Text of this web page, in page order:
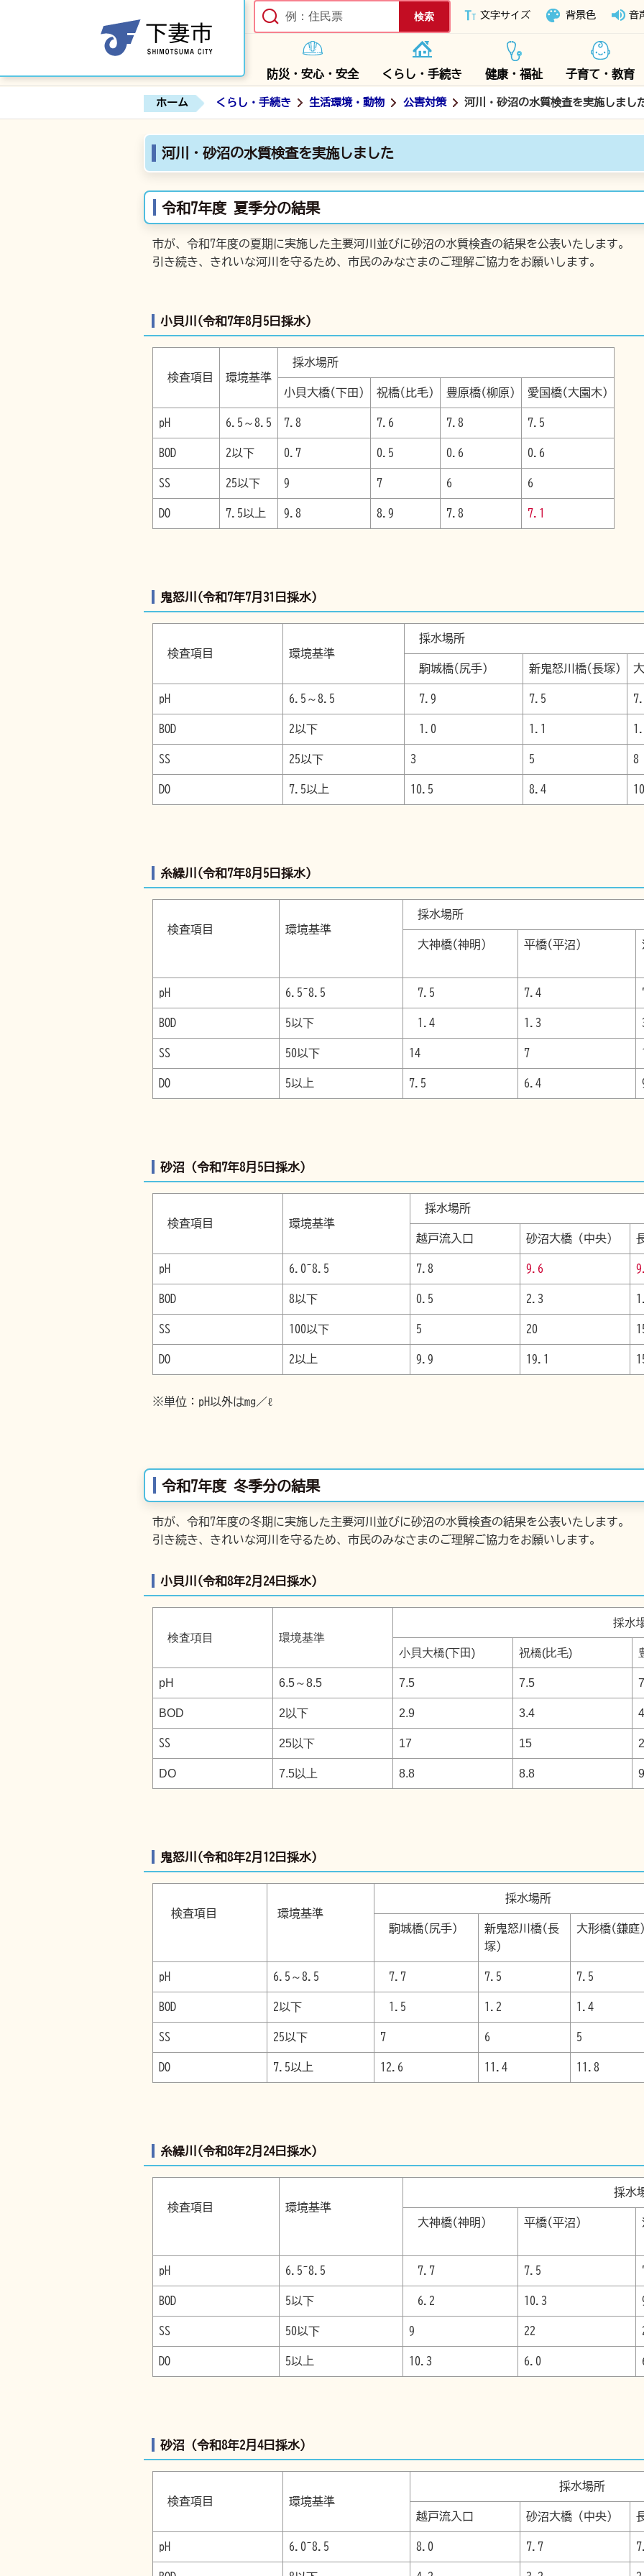
下妻市ホームページ
文字サイズ 背景色 音
防災・安心・安全 くらし・手続き 健康・福祉 子育て・教育
ホーム くらし・手続き 生活環境・動物 公害対策 河川・砂沼の水質検査を実施しまし
河川・砂沼の水質検査を実施しました
令和7年度 夏季分の結果
市が、令和7年度の夏期に実施した主要河川並びに砂沼の水質検査の結果を公表いたします。
引き続き、きれいな河川を守るため、市民のみなさまのご理解ご協力をお願いします。
小貝川(令和7年8月5日採水)
検査項目 環境基準
採水場所
小貝大橋(下田) 祝橋(比毛) 豊原橋(柳原) 愛国橋(大園木)
pH 6.5～8.5 7.8 7.6 7.8 7.5
BOD 2以下 0.7 0.5 0.6 0.6
SS 25以下 9 7 6 6
DO 7.5以上 9.8 8.9 7.8 7.1
鬼怒川(令和7年7月31日採水)
検査項目 環境基準
採水場所
駒城橋(尻手) 新鬼怒川橋(長塚)
pH 6.5～8.5 7.9 7.5
BOD 2以下 1.0 1.1
SS 25以下 3 5 8
DO 7.5以上 10.5 8.4
糸繰川(令和7年8月5日採水)
検査項目 環境基準
採水場所
大神橋(神明) 平橋(平沼)
pH 6.5~8.5 7.5 7.4
BOD 5以下 1.4 1.3
SS 50以下 14 7
DO 5以上 7.5 6.4
砂沼（令和7年8月5日採水）
検査項目 環境基準
採水場所
越戸流入口 砂沼大橋（中央）
pH 6.0~8.5 7.8 9.6
BOD 8以下 0.5 2.3
SS 100以下 5 20
DO 2以上 9.9 19.1
※単位：pH以外はmg／ℓ
令和7年度 冬季分の結果
市が、令和7年度の冬期に実施した主要河川並びに砂沼の水質検査の結果を公表いたします。
引き続き、きれいな河川を守るため、市民のみなさまのご理解ご協力をお願いします。
小貝川(令和8年2月24日採水)
検査項目 環境基準
採水
小貝大橋(下田) 祝橋(比毛)
pH 6.5～8.5 7.5 7.5
BOD 2以下 2.9 3.4
SS 25以下 17 15
DO 7.5以上 8.8 8.8
鬼怒川(令和8年2月12日採水)
検査項目 環境基準
採水場所
駒城橋(尻手)
新鬼怒川橋(長
塚)
大形橋(鎌
pH 6.5～8.5 7.7 7.5 7.5
BOD 2以下 1.5 1.2 1.4
SS 25以下 7 6 5
DO 7.5以上 12.6 11.4 11.8
糸繰川(令和8年2月24日採水)
検査項目 環境基準
採水
大神橋(神明) 平橋(平沼)
pH 6.5~8.5 7.7 7.5
BOD 5以下 6.2 10.3
SS 50以下 9 22
DO 5以上 10.3 6.0
砂沼（令和8年2月4日採水）
検査項目 環境基準
採水場所
越戸流入口 砂沼大橋（中央）
pH 6.0~8.5 8.0 7.7